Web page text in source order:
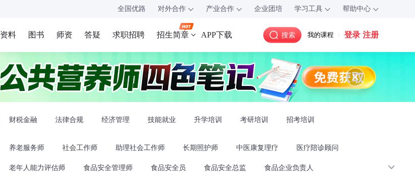
全国优路 对外合作 产业合作 企业团培 学习工具 帮助中心
资料 图书 师资 答疑 求职招聘 招生简章 APP下载 搜索 我的课程 登录 注册
财税金融 法律合规 经济管理 技能就业 升学培训 考研培训 招考培训
养老服务师 社会工作师 助理社会工作师 长期照护师 中医康复理疗 医疗陪诊顾问
老年人能力评估师 食品安全管理师 食品安全员 食品安全总监 食品企业负责人